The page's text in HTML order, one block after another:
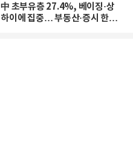
中 초부유층 27.4%, 베이징·상
하이에 집중… 부동산·증시 한파